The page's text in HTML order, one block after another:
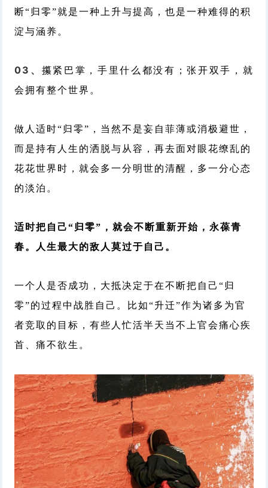
断“归零”就是一种上升与提高，也是一种难得的积
淀与涵养。
03、 攥紧巴掌，手里什么都没有； 张开双手，就
会拥有整个世界。
做人适时“归零”，当然不是妄自菲薄或消极避世，
而是持有人生的洒脱与从容，再去面对眼花缭乱的
花花世界时，就会多一分明世的清醒，多一分心态
的淡泊。
适时把自己“归零”，就会不断重新开始，永葆青
春。人生最大的敌人莫过于自己。
一个人是否成功，大抵决定于在不断把自己“归
零”的过程中战胜自己。 比如“升迁”作为诸多为官
者竞取的目标，有些人忙活半天当不上官会痛心疾
首、痛不欲生。